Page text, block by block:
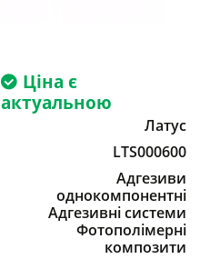
Ціна є
актуальною
Латус
LTS000600
Адгезиви
однокомпонентні
Адгезивні системи
Фотополімерні
композити